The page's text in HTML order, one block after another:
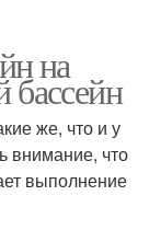
на
же, что и у
внимание, что
выполнение